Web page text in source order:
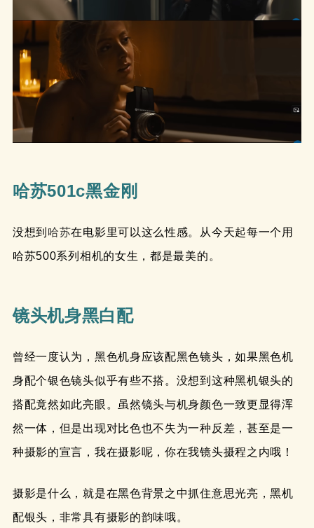
哈苏501c黑金刚
没想到 哈苏在电影里可以这么性感。从今天起每一个用
哈苏500系列相机的女生，都是最美的。
镜头机身黑白配
曾经一度认为，黑色机身应该配黑色镜头，如果黑色机
身配个银色镜头似乎有些不搭。没想到这种黑机银头的
搭配竟然如此亮眼。虽然镜头与机身颜色一致更显得浑
然一体，但是出现对比色也不失为一种反差，甚至是一
种摄影的宣言，我在摄影呢，你在我镜头摄程之内哦！
摄影是什么，就是在黑色背景之中抓住意思光亮，黑机
配银头，非常具有摄影的韵味哦。